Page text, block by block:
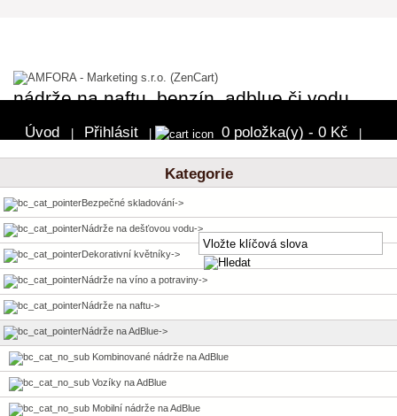
nádrže na naftu, benzín, adblue či vodu
Úvod Přihlásit 0 položka(y) - 0 Kč
Kategorie
Bezpečné skladování->
Nádrže na dešťovou vodu->
Dekorativní květníky->
Nádrže na víno a potraviny->
Nádrže na naftu->
Nádrže na AdBlue->
Kombinované nádrže na AdBlue
Vozíky na AdBlue
Mobilní nádrže na AdBlue